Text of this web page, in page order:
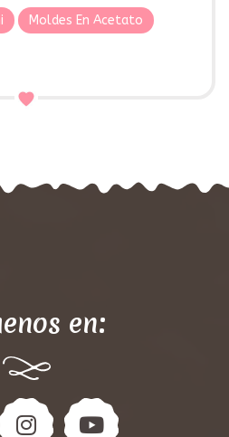
Moldes En Acetato
en: